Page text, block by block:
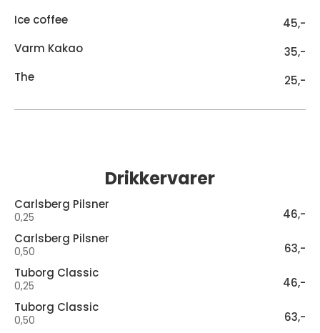
Ice coffee
45,-
Varm Kakao
35,-
The
25,-
Drikkervarer
Carlsberg Pilsner
0,25
46,-
Carlsberg Pilsner
0,50
63,-
Tuborg Classic
0,25
46,-
Tuborg Classic
0,50
63,-